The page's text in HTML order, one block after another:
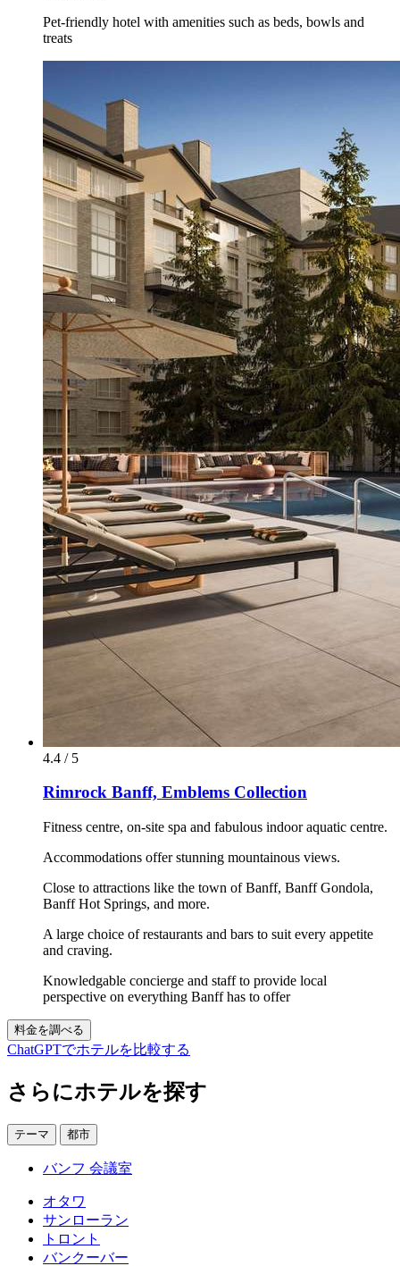
Pet-friendly hotel with amenities such as beds, bowls and
treats
4.4 / 5
Rimrock Banff, Emblems Collection
Fitness centre, on-site spa and fabulous indoor aquatic centre.
Accommodations offer stunning mountainous views.
Close to attractions like the town of Banff, Banff Gondola,
Banff Hot Springs, and more.
A large choice of restaurants and bars to suit every appetite
and craving.
Knowledgable concierge and staff to provide local
perspective on everything Banff has to offer
料金を調べる
ChatGPTでホテルを比較する
さらにホテルを探す
テーマ 都市
バンフ 会議室
オタワ
サンローラン
トロント
バンクーバー